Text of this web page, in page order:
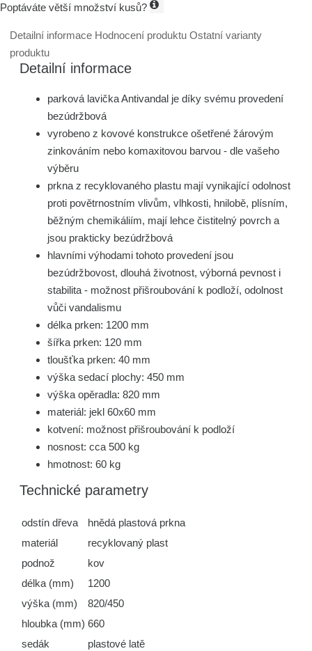
Poptáváte větší množství kusů?
Detailní informace Hodnocení produktuOstatní varianty
produktu
Detailní informace
parková lavička Antivandal je díky svému provedení
bezúdržbová
vyrobeno z kovové konstrukce ošetřené žárovým
zinkováním nebo komaxitovou barvou - dle vašeho
výběru
prkna z recyklovaného plastu mají vynikající odolnost
proti povětrnostním vlivům, vlhkosti, hnilobě, plísním,
běžným chemikáliím, mají lehce čistitelný povrch a
jsou prakticky bezúdržbová
hlavními výhodami tohoto provedení jsou
bezúdržbovost, dlouhá životnost, výborná pevnost i
stabilita - možnost přišroubování k podloží, odolnost
vůči vandalismu
délka prken: 1200 mm
šířka prken: 120 mm
tloušťka prken: 40 mm
výška sedací plochy: 450 mm
výška opěradla: 820 mm
materiál: jekl 60x60 mm
kotvení: možnost přišroubování k podloží
nosnost: cca 500 kg
hmotnost: 60 kg
Technické parametry
odstín dřeva
hnědá plastová prkna
materiál
recyklovaný plast
podnož
kov
délka (mm)
1200
výška (mm)
820/450
hloubka (mm) 660
sedák
plastové latě